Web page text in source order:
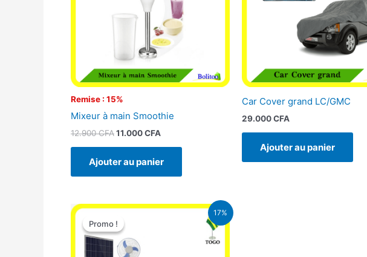
Remise : 15%
Mixeur à main Smoothie
12.900CFA11.000CFA
Ajouter au panier
Car Cover grand LC/GMC
29.000CFA
Ajouter au panier
17%
Promo !
Promo !
Le
initial
était :
430.000 CFA.
Le